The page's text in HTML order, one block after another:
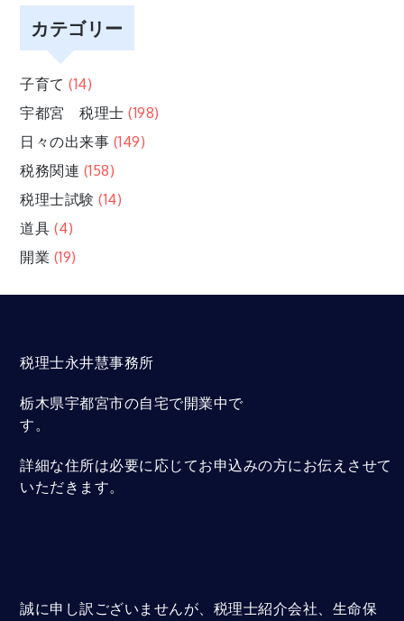
カテゴリー
子育て (14)
宇都宮 税理士 (198)
日々の出来事 (149)
税務関連 (158)
税理士試験 (14)
道具 (4)
開業 (19)
税理士永井慧事務所
栃木県宇都宮市の自宅で開業中で
す。
詳細な住所は必要に応じてお申込みの方にお伝えさせて
いただきます。
誠に申し訳ございませんが、税理士紹介会社、生命保